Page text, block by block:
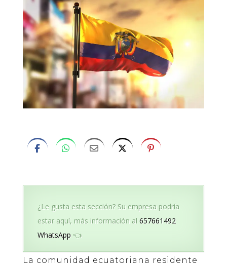
¿Le gusta esta sección? Su empresa podría
estar aquí, más información al 657661492
WhatsApp 👈
La comunidad ecuatoriana residente